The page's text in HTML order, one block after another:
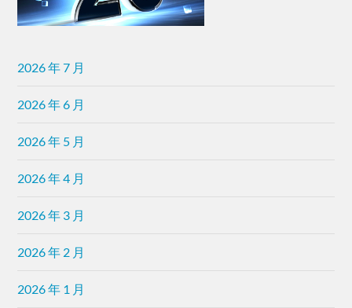
2026 年 7 月
2026 年 6 月
2026 年 5 月
2026 年 4 月
2026 年 3 月
2026 年 2 月
2026 年 1 月